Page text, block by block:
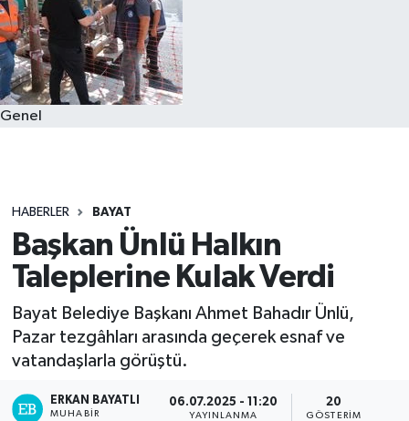
Genel
HABERLER BAYAT
Başkan Ünlü Halkın
Taleplerine Kulak Verdi
Bayat Belediye Başkanı Ahmet Bahadır Ünlü,
Pazar tezgâhları arasında geçerek esnaf ve
vatandaşlarla görüştü.
ERKAN BAYATLI
MUHABIR
06.07.2025 - 11:20
YAYINLANMA
20
GÖSTERIM
Süper Lig Puan Durumu ve Fikstür
Tüm Manşetler
Son Dakika Haberleri